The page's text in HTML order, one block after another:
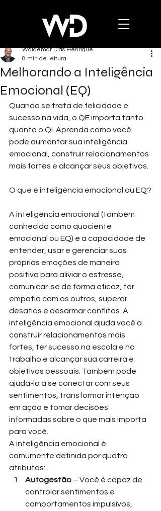
Melhorando a Inteligência
Emocional (EQ)
Waldemar Dias Henrique
8 min de leitura
Quando se trata de felicidade e
sucesso na vida, o QE importa tanto
quanto o QI. Aprenda como você
pode aumentar sua inteligência
emocional, construir relacionamentos
mais fortes e alcançar seus objetivos.
O que é inteligência emocional ou EQ?
A inteligência emocional (também
conhecida como quociente
emocional ou EQ) é a capacidade de
entender, usar e gerenciar suas
próprias emoções de maneira
positiva para aliviar o estresse,
comunicar-se de forma eficaz, ter
empatia com os outros, superar
desafios e desarmar conflitos. A
inteligência emocional ajuda você a
construir relacionamentos mais
fortes, ter sucesso na escola e no
trabalho e alcançar sua carreira e
objetivos pessoais. Também pode
ajudá-lo a se conectar com seus
sentimentos, transformar intenção
em ação e tomar decisões
informadas sobre o que mais importa
para você.
A inteligência emocional é
comumente definida por quatro
atributos:
Autogestão – Você é capaz de
controlar sentimentos e
comportamentos impulsivos,